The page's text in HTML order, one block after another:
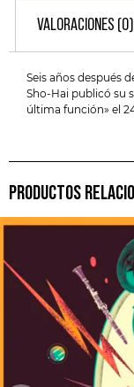
VALORACIONES (0)
Seis años después
Sho-Hai publicó su
última función» el
PRODUCTOS